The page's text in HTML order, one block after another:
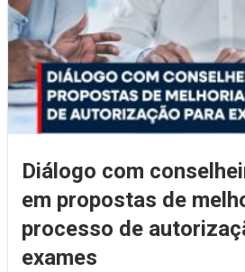
Diálogo com
em propostas de
processo de
exames